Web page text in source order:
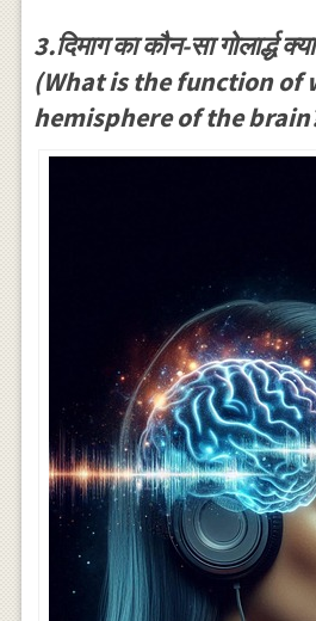
3.दिमाग का कौन-सा गोलार्द्ध
(What is the function of
hemisphere of the